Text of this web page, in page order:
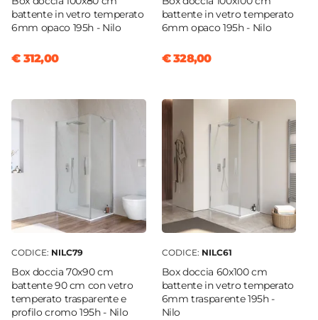
battente in vetro temperato
6mm opaco 195h - Nilo
€ 312,00
battente in vetro temperato
6mm opaco 195h - Nilo
€ 328,00
CODICE: NILC79
Box doccia 70x90 cm
battente 90 cm con vetro
temperato trasparente e
profilo cromo 195h - Nilo
CODICE: NILC61
Box doccia 60x100 cm
battente in vetro temperato
6mm trasparente 195h -
Nilo